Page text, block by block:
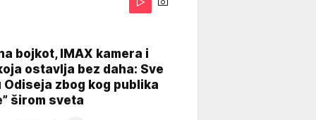
bojkot, IMAX kamera i
ostavlja bez daha: Sve
Odiseja zbog kog publika
širom sveta